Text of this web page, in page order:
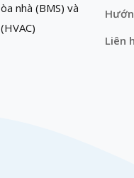
nhà (BMS) và
Liên